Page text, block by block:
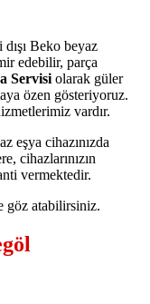
dışı Beko beyaz
edebilir, parça
Servisi olarak güler
özen gösteriyoruz.
vardır.
eşya cihazınızda
cihazlarınızın
vermektedir.
göz atabilirsiniz.